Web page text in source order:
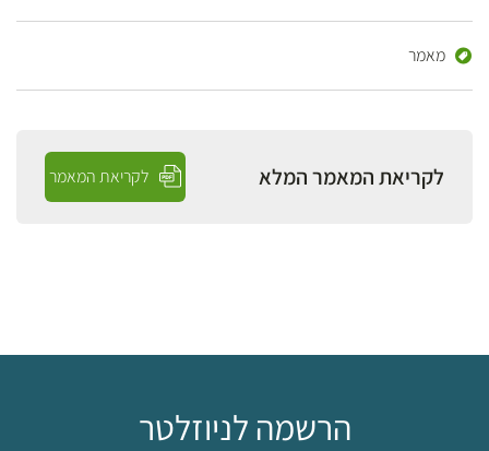
מאמר
לקריאת המאמר המלא לקריאת המאמר
הרשמה לניוזלטר